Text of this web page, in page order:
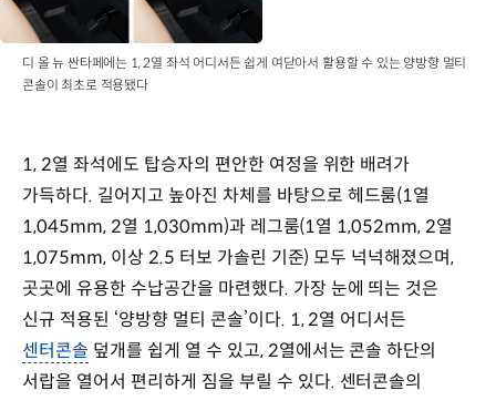
디 올 뉴 싼타페에는 1, 2열 좌석 어디서든 쉽게 여닫아서 활용할 수 있는 양방향 멀티
콘솔이 최초로 적용됐다
1, 2열 좌석에도 탑승자의 편안한 여정을 위한 배려가
가득하다. 길어지고 높아진 차체를 바탕으로 헤드룸(1열
1,045mm, 2열 1,030mm)과 레그룸(1열 1,052mm, 2열
1,075mm, 이상 2.5 터보 가솔린 기준) 모두 넉넉해졌으며,
곳곳에 유용한 수납공간을 마련했다. 가장 눈에 띄는 것은
신규 적용된 ‘양방향 멀티 콘솔’이다. 1, 2열 어디서든
센터콘솔 덮개를 쉽게 열 수 있고, 2열에서는 콘솔 하단의
서랍을 열어서 편리하게 짐을 부릴 수 있다. 센터콘솔의